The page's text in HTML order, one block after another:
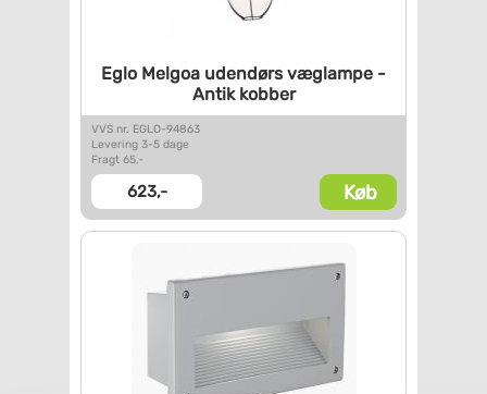
Eglo Melgoa udendørs væglampe -
Antik kobber
VVS nr. EGLO-94863
Levering 3-5 dage
Fragt 65,-
623,- Køb